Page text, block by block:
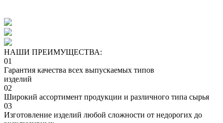
НАШИ ПРЕИМУЩЕСТВА:
01
Гарантия качества всех выпускаемых типов
изделий
02
Широкий ассортимент продукции и различного типа сырья
03
Изготовление изделий любой сложности от недорогих до